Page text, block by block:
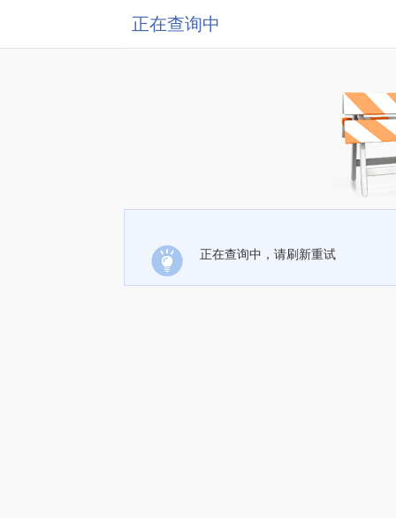
正在查询中
正在查询中，请刷新重试